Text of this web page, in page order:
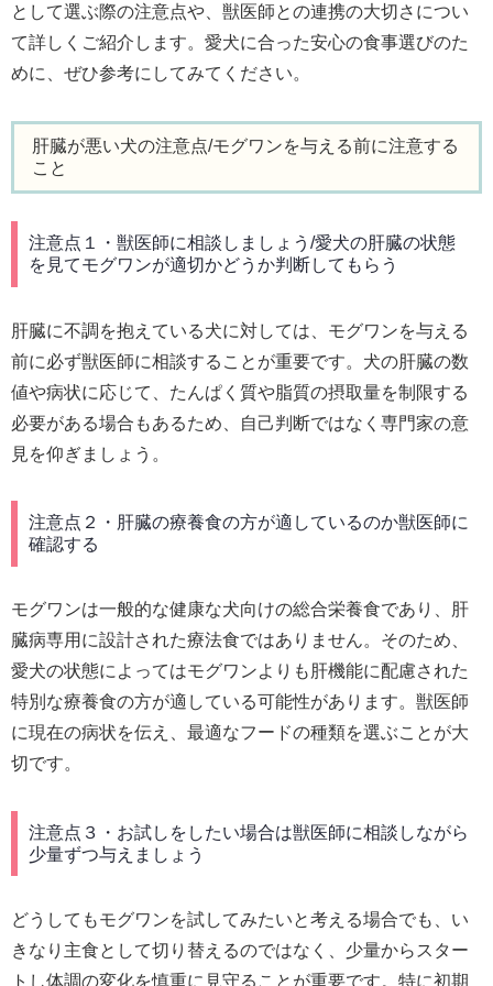
として選ぶ際の注意点や、獣医師との連携の大切さについ
て詳しくご紹介します。愛犬に合った安心の食事選びのた
めに、ぜひ参考にしてみてください。
肝臓が悪い犬の注意点/モグワンを与える前に注意する
こと
注意点１・獣医師に相談しましょう/愛犬の肝臓の状態
を見てモグワンが適切かどうか判断してもらう
肝臓に不調を抱えている犬に対しては、モグワンを与える
前に必ず獣医師に相談することが重要です。犬の肝臓の数
値や病状に応じて、たんぱく質や脂質の摂取量を制限する
必要がある場合もあるため、自己判断ではなく専門家の意
見を仰ぎましょう。
注意点２・肝臓の療養食の方が適しているのか獣医師に
確認する
モグワンは一般的な健康な犬向けの総合栄養食であり、肝
臓病専用に設計された療法食ではありません。そのため、
愛犬の状態によってはモグワンよりも肝機能に配慮された
特別な療養食の方が適している可能性があります。獣医師
に現在の病状を伝え、最適なフードの種類を選ぶことが大
切です。
注意点３・お試しをしたい場合は獣医師に相談しながら
少量ずつ与えましょう
どうしてもモグワンを試してみたいと考える場合でも、い
きなり主食として切り替えるのではなく、少量からスター
トし体調の変化を慎重に見守ることが重要です。特に初期